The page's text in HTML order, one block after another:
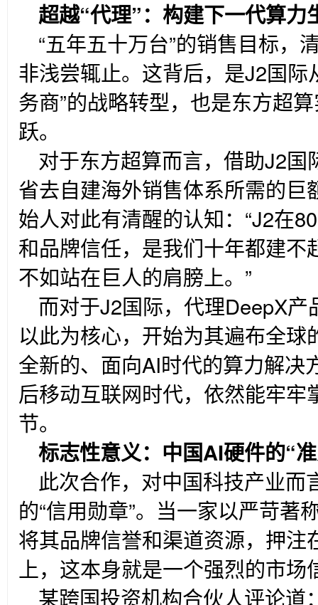
超越“代理”：构建下一代算力
“五年五十万台”的销售目标，
非浅尝辄止。这背后，是J2国际
务商”的战略转型，也是东方超
跃。
对于东方超算而言，借助J2
省去自建海外销售体系所需的巨
始人对此有清醒的认知：“J2在
和品牌信任，是我们十年都建不
不如站在巨人的肩膀上。”
而对于J2国际，代理DeepX
以此为核心，开始为其遍布全
全新的、面向AI时代的算力解决
后移动互联网时代，依然能牢
节。
标志性意义：中国AI硬件的“
此次合作，对中国科技产业而
的“信用勋章”。当一家以严苛著
将其品牌信誉和渠道资源，押注
上，这本身就是一个强烈的市场
某跨国投资机构合伙人评论道